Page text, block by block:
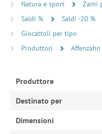
Natura e sport
Zaini
Saldi %
Saldi -20 %
Giocattoli per tipo
Produttori
Affenzahn
Produttore
Destinato per
Dimensioni